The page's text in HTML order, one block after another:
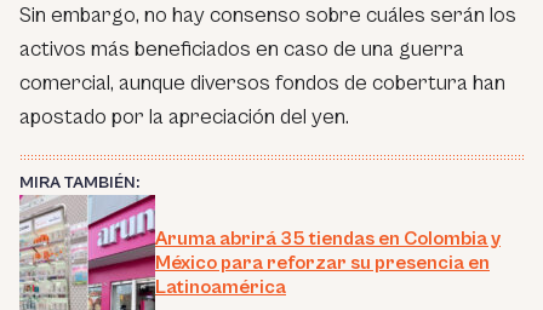
Sin embargo, no hay consenso sobre cuáles serán los
activos más beneficiados en caso de una guerra
comercial, aunque diversos fondos de cobertura han
apostado por la apreciación del yen.
MIRA TAMBIÉN:
Aruma abrirá 35 tiendas en Colombia y
México para reforzar su presencia en
Latinoamérica